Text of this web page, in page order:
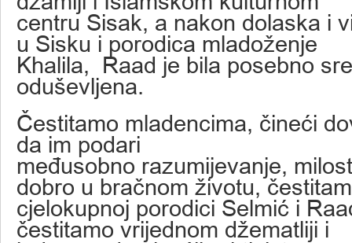
centru Sisak, a nakon dolaska i
u Sisku i porodica mladoženje
Khalila, Raad je bila posebno
oduševljena.
Čestitamo mladencima, čineći
da im podari
međusobno razumijevanje,
dobro u bračnom životu,
cjelokupnoj porodici Selmić i
čestitamo vrijednom džematliji i